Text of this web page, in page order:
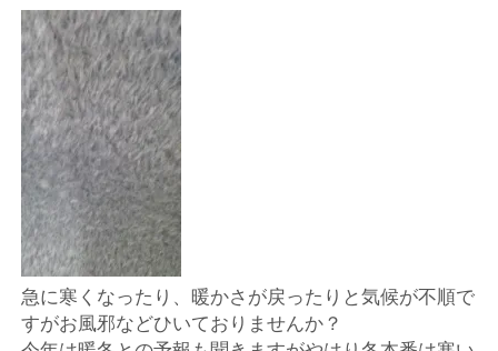
店
輸
入
婦
人
服
急に寒くなったり、暖かさが戻ったりと気候が不順で
すがお風邪などひいておりませんか？